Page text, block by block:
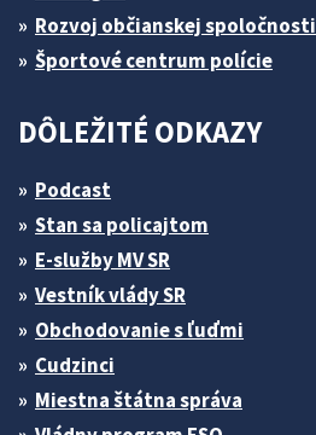
Rozvoj občianskej spoločnosti
Športové centrum polície
DÔLEŽITÉ ODKAZY
Podcast
Stan sa policajtom
E-služby MV SR
Vestník vlády SR
Obchodovanie s ľuďmi
Cudzinci
Miestna štátna správa